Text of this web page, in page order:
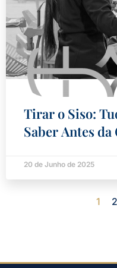
Tirar o Siso:
Saber Antes
20 de Junho de 2025
1 2